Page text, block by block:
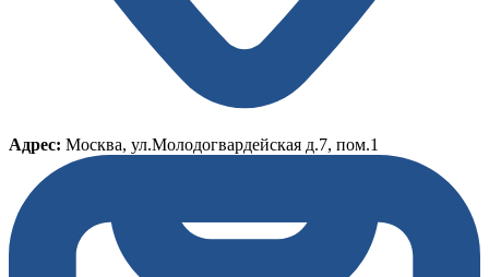
Адрес: Москва, ул.Молодогвардейская д.7, пом.1